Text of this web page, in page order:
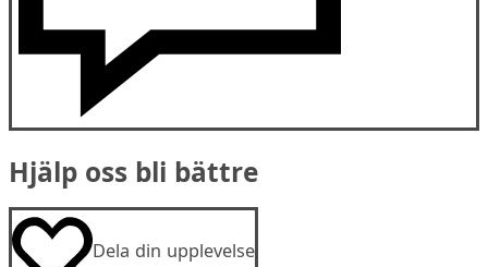
Hjälp oss bli bättre
Dela din upplevelse